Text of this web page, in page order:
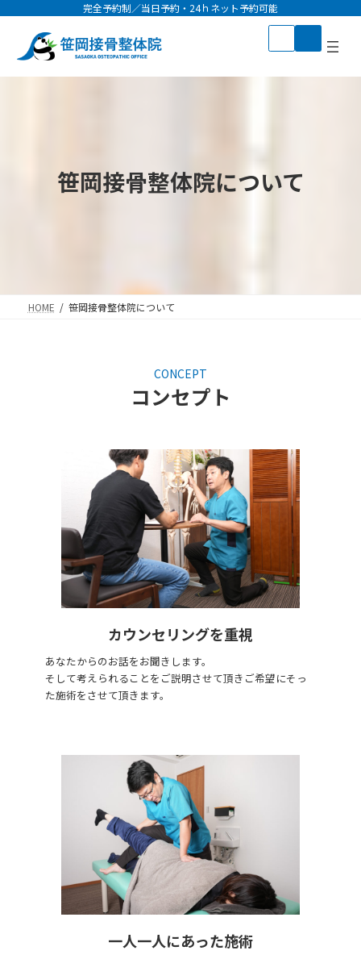
完全予約制／当日予約・24ｈネット予約可能
笹岡接骨整体院について
HOME 笹岡接骨整体院について
CONCEPT
コンセプト
カウンセリングを重視
あなたからのお話をお聞きします。
そして考えられることをご説明させて頂きご希望にそっ
た施術をさせて頂きます。
一人一人にあった施術